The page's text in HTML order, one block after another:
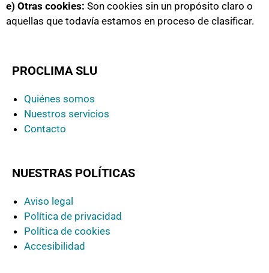
e) Otras cookies: Son cookies sin un propósito claro o
aquellas que todavía estamos en proceso de clasificar.
PROCLIMA SLU
Quiénes somos
Nuestros servicios
Contacto
NUESTRAS POLÍTICAS
Aviso legal
Política de privacidad
Política de cookies
Accesibilidad